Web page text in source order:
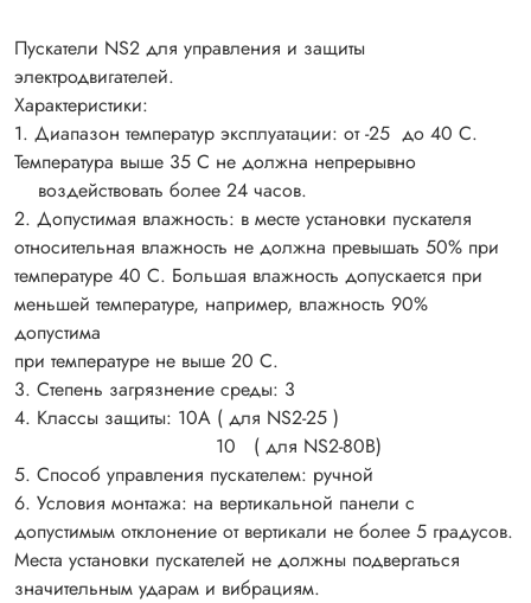
Пускатели NS2 для управления и защиты
электродвигателей.
Характеристики:
1. Диапазон температур эксплуатации: от -25 до 40 С.
Температура выше 35 С не должна непрерывно
воздействовать более 24 часов.
2. Допустимая влажность: в месте установки пускателя
относительная влажность не должна превышать 50% при
температуре 40 С. Большая влажность допускается при
меньшей температуре, например, влажность 90%
допустима
при температуре не выше 20 С.
3. Степень загрязнение среды: 3
4. Классы защиты: 10А ( для NS2-25 )
10 ( для NS2-80B)
5. Способ управления пускателем: ручной
6. Условия монтажа: на вертикальной панели с
допустимым отклонение от вертикали не более 5 градусов.
Места установки пускателей не должны подвергаться
значительным ударам и вибрациям.